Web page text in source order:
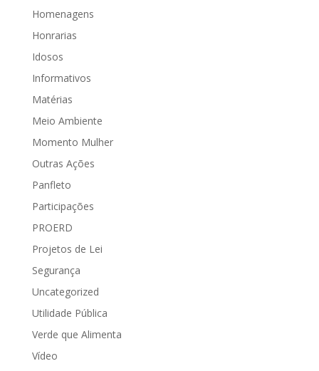
Homenagens
Honrarias
Idosos
Informativos
Matérias
Meio Ambiente
Momento Mulher
Outras Ações
Panfleto
Participações
PROERD
Projetos de Lei
Segurança
Uncategorized
Utilidade Pública
Verde que Alimenta
Vídeo